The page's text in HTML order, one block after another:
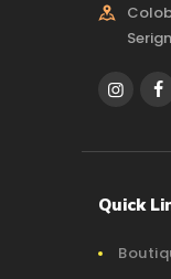
Quick